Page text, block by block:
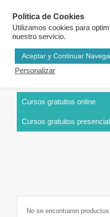
Cursos gratuitos online
Cursos gratuitos
No se encontraron
Politica de Cookies
Utilizamos cookies para
nuestro servicio.
Aceptar y Continuar
Personalizar